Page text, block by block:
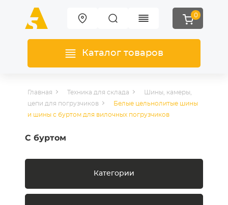
0
Каталог товаров
Главная Техника для склада
Шины, камеры,
цепи для погрузчиков
Белые цельнолитые шины
и шины с буртом для вилочных погрузчиков
С буртом
Категории